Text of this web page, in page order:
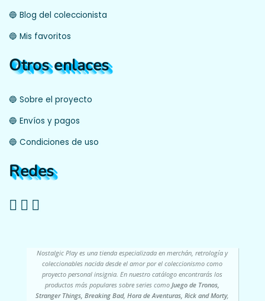
🔵 Blog del coleccionista
🔵 Mis favoritos
Otros enlaces
🔵 Sobre el proyecto
🔵 Envíos y pagos
🔵 Condiciones de uso
Redes
Nostalgic Play es una tienda especializada en merchán, retrología y
coleccionables nacida desde el amor por el coleccionismo como
proyecto personal insignia. En nuestro catálogo encontrarás los
productos más populares sobre series comoJuego de Tronos,
Stranger Things, Breaking Bad, Hora de Aventuras, Rick and Morty,